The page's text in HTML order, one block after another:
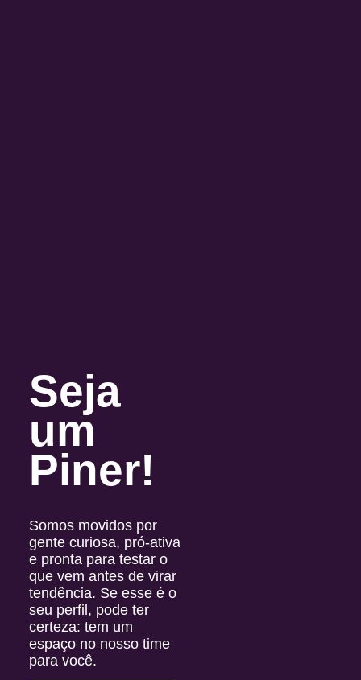
Seja
um
Piner!
Somos movidos por
gente curiosa, pró-ativa
e pronta para testar o
que vem antes de virar
tendência. Se esse é o
seu perfil, pode ter
certeza: tem um
espaço no nosso time
para você.